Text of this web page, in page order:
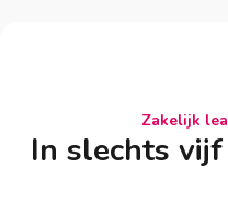
Zakelijk
In slechts